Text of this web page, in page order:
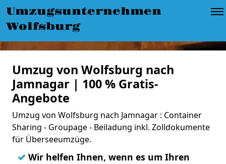
Umzugsunternehmen
Wolfsburg
Umzug von Wolfsburg nach
Jamnagar | 100 % Gratis-
Angebote
Umzug von Wolfsburg nach Jamnagar : Container
Sharing - Groupage - Beiladung inkl. Zolldokumente
für Überseeumzüge.
✓ Wir helfen Ihnen, wenn es um Ihren